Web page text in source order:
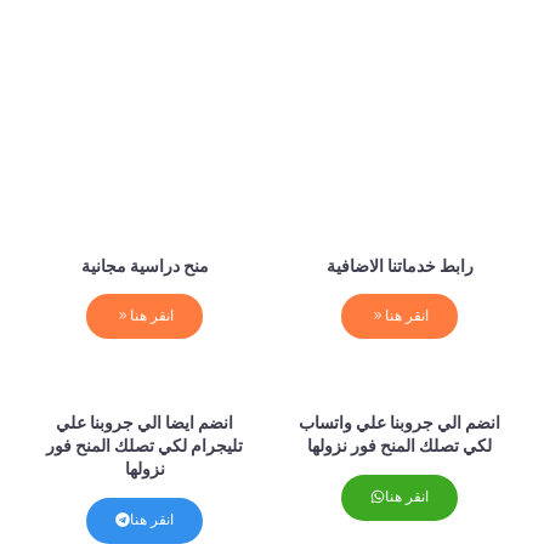
رابط خدماتنا الاضافية
انقر هنا
منح دراسية مجانية
انقر هنا
انضم الي جروبنا علي واتساب
لكي تصلك المنح فور نزولها
انقر هنا
انضم ايضا الي جروبنا علي
تليجرام لكي تصلك المنح فور
نزولها
انقر هنا